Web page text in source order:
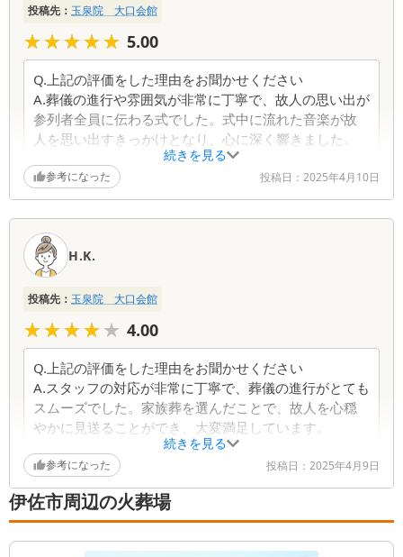
さい
A.特にございませんでした。
続きを見る
投稿先： 玉泉院 大口会館
★★★★★
★★★★★ 5.00
Q.上記の評価をした理由をお聞かせください
A.葬儀の進行や雰囲気が非常に丁寧で、故人の思い出が
参列者全員に伝わる式でした。式中に流れた音楽が故
人を思い出すきっかけとなり、心に深く響きました。
祭壇や装飾も見事で、感謝の気持ちしかありません。
Q.担当スタッフの対応ついてお聞かせください
A.スタッフの皆さんが事前の準備から当日まで、一つひ
とつ丁寧に対応してくださったおかげで、何も心配す
ることなく式を進めることができました。
Q.改善点はありますか？お気づきの点をお聞かせくだ
A.特にありません。すべてが満足のいくものでした。
参考になった 投稿日： 2025年4月10日
続きを見る
H.K.
投稿先： 玉泉院 大口会館
★★★★★
★★★★★ 4.00
Q.上記の評価をした理由をお聞かせください
A.スタッフの対応が非常に丁寧で、葬儀の進行がとても
スムーズでした。家族葬を選んだことで、故人を心穏
やかに見送ることができ、大変満足しています。
Q.担当スタッフの対応ついてお聞かせください
A.担当していただいたスタッフは非常に親切で、私たち
の不安をすぐに解消してくれました。葬儀の流れにつ
いても事前にしっかりと説明していただき、安心でき
ました。
参考になった 投稿日： 2025年4月9日
伊佐市周辺の火葬場